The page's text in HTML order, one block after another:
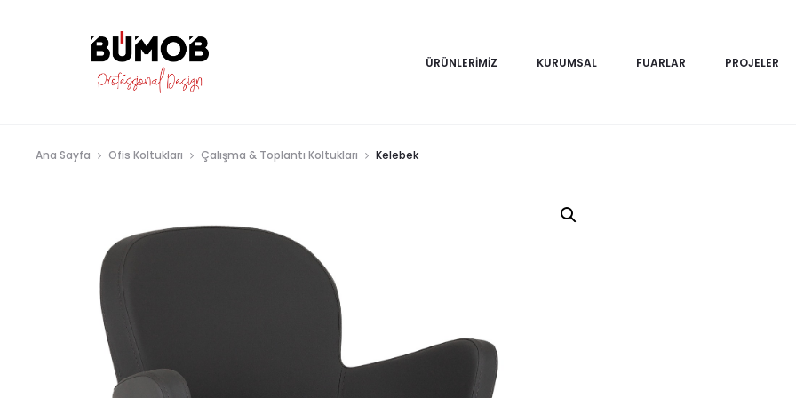
ÜRÜNLERIMIZ KURUMSAL FUARLAR PROJELER
Ana Sayfa Ofis Koltukları Çalışma & Toplantı Koltukları Kelebek